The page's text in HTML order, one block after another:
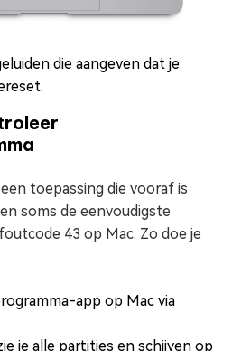
die aangeven dat je
toepassing die vooraf is
soms de eenvoudigste
43 op Mac. Zo doe je
app op Mac via
je alle partities en schijven op